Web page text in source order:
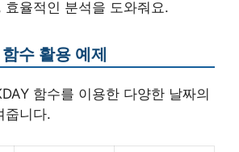
효율적인 분석을 도와줘요.
수 활용 예제
함수를 이용한 다양한 날짜의
줍니다.